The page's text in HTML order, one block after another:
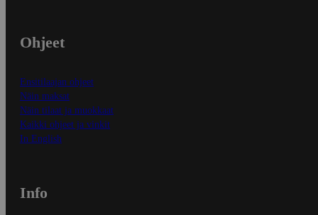
Ohjeet
Ensitilaajan ohjeet
Näin maksat
Näin tilaat ja muokkaat
Kaikki ohjeet ja vinkit
In English
Info